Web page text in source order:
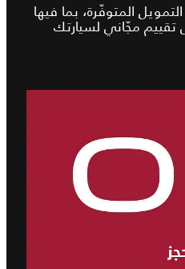
المتوفّرة، بما فيها
تقييم مجّاني لسيارتك